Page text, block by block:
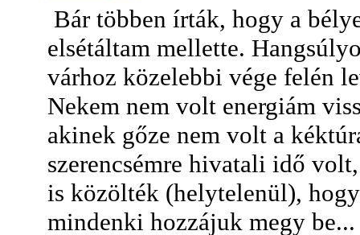
Bár többen írták, hogy a
elsétáltam mellette.
várhoz közelebbi vége felén
Nekem nem volt energiám
akinek gőze nem volt a
szerencsémre hivatali idő
is közölték (helytelenül),
mindenki hozzájuk megy be...